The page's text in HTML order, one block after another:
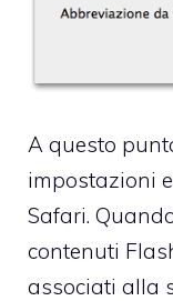
A questo
impostazioni
Safari.
contenuti
associati alla